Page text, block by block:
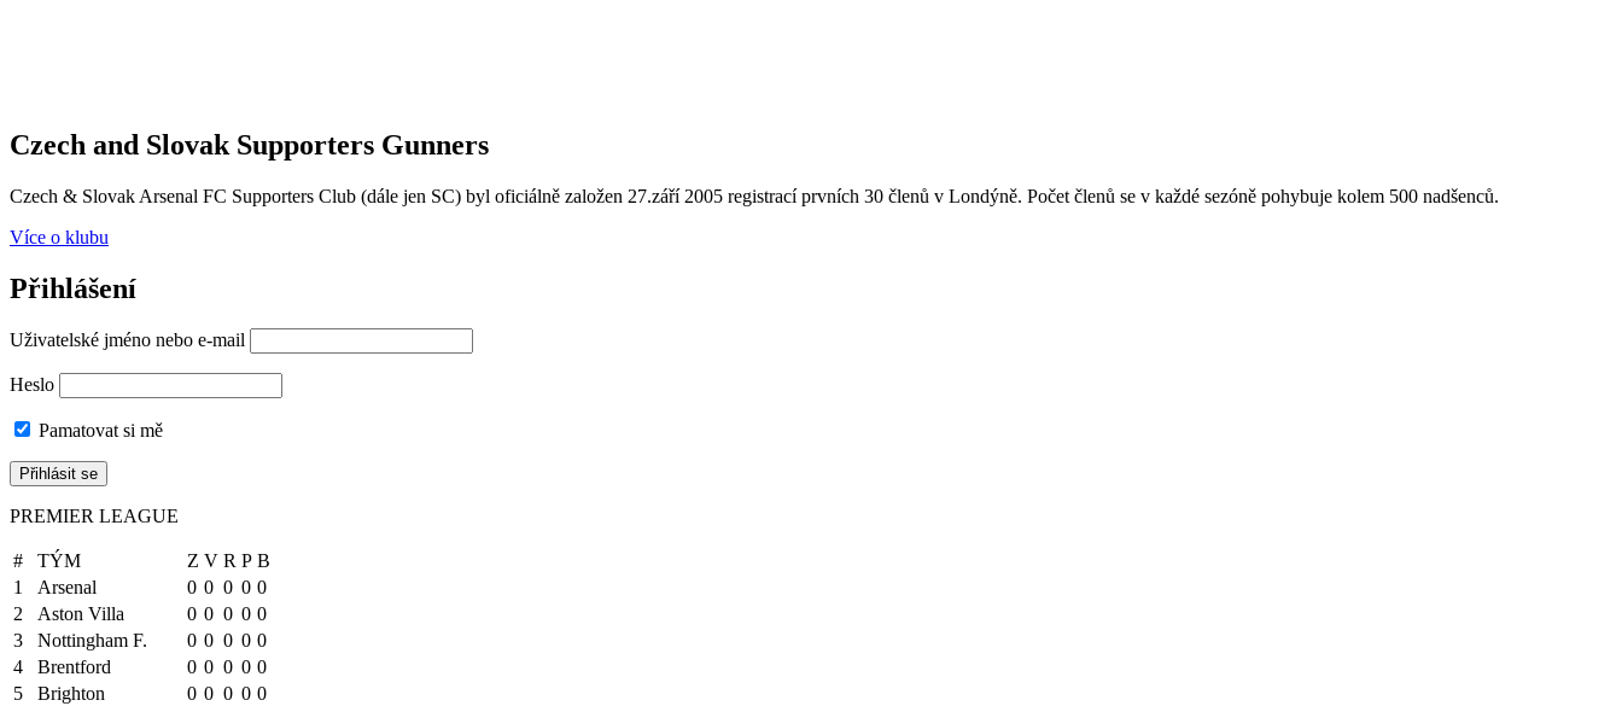
Czech and Slovak Supporters Gunners
Czech & Slovak Arsenal FC Supporters Club (dále jen SC) byl oficiálně založen 27.září 2005 registrací prvních 30 členů v Londýně. Počet členů se v každé sezóně pohybuje kolem 500 nadšenců.
Více o klubu
Přihlášení
Uživatelské jméno nebo e-mail
Heslo
Pamatovat si mě
PREMIER LEAGUE
# TÝM Z V R P B
1
Arsenal 0 0 0 0 0
2
Aston Villa 0 0 0 0 0
3
Nottingham F. 0 0 0 0 0
4
Brentford 0 0 0 0 0
5
Brighton 0 0 0 0 0